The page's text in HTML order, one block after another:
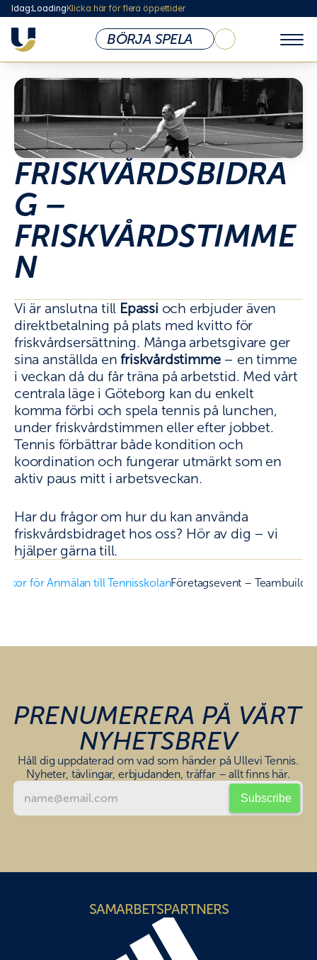
Idag:LoadingKlicka här för flera öppettider
KLUBBEN
Om Ullevi Tennis
Öppettider & Priser
Vi som Jobbar Här
Styrelse
Medlemsskap
Abonnemang
Lokaler & Anläggning
Café
Shop
Policy & Dokument
Företag / Friskvård
Sponsoring & Samarbete
BARN & UNGDOM
Om Verksamheten
Nybörjarkurser
Ullevi Tennisskola
Aktivitetskalender
Privatlektioner
Börja Tävla
Anmälan / Players Card
Vanliga Frågor
Ta Kontakt
Föräldrautbildning
BREDD & MOTION
Våra Spelnivåer
Tennispasset
Kurser
Privatlektioner fys
Filosofi
Tränarteam
Program
Vanliga Frågor
Föräldrautbildning
TÄVLING
Ullevi Tennis Open (Tennis Europe)
Ullevi Tennis Open (ITF)
Kontaktinformation
BÖRJA SPELA
FRISKVÅRDSBIDRA
G –
FRISKVÅRDSTIMME
N
Vi är anslutna till Epassi och erbjuder även
direktbetalning på plats med kvitto för
friskvårdsersättning. Många arbetsgivare ger
sina anställda en friskvårdstimme – en timme
i veckan då du får träna på arbetstid. Med vårt
centrala läge i Göteborg kan du enkelt
komma förbi och spela tennis på lunchen,
under friskvårdstimmen eller efter jobbet.
Tennis förbättrar både kondition och
koordination och fungerar utmärkt som en
aktiv paus mitt i arbetsveckan.
Har du frågor om hur du kan använda
friskvårdsbidraget hos oss? Hör av dig – vi
hjälper gärna till.
för Anmälan till TennisskolanFöretagsevent –
PRENUMERERA PÅ VÅRT
NYHETSBREV
Håll dig uppdaterad om vad som händer på Ullevi Tennis.
Nyheter, tävlingar, erbjudanden, träffar – allt finns här.
SAMARBETSPARTNERS